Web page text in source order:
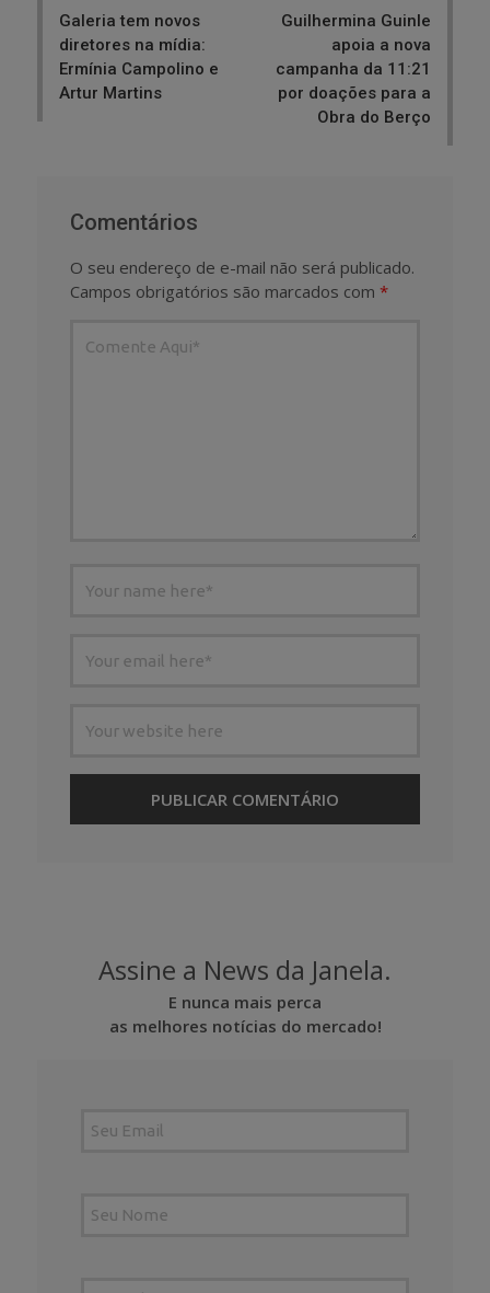
Galeria tem novos
diretores na mídia:
Ermínia Campolino e
Artur Martins
Guilhermina Guinle
apoia a nova
campanha da 11:21
por doações para a
Obra do Berço
Comentários
O seu endereço de e-mail não será publicado.
Campos obrigatórios são marcados com *
Assine a News da Janela.
E nunca mais perca
as melhores notícias do mercado!